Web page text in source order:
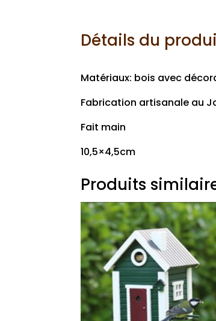
Détails du
Matériaux: bois avec
Fabrication artisanale au
Fait main
10,5×4,5cm
Produits